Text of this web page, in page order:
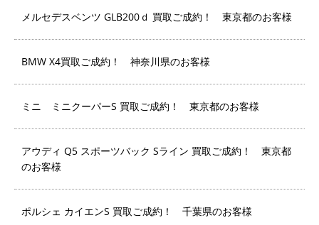
メルセデスベンツ GLB200ｄ 買取ご成約！ 東京都のお客様
BMW X4買取ご成約！ 神奈川県のお客様
ミニ ミニクーパーS 買取ご成約！ 東京都のお客様
アウディ Q5 スポーツバック Sライン 買取ご成約！ 東京都
のお客様
ポルシェ カイエンS 買取ご成約！ 千葉県のお客様